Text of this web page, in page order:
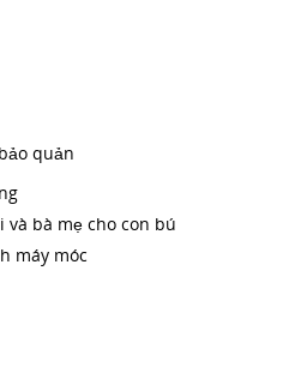
quản
và bà mẹ cho con bú
máy móc